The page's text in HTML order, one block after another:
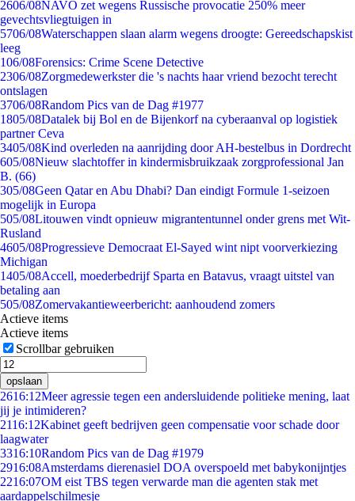
2606/08NAVO zet wegens Russische provocatie 250% meer
gevechtsvliegtuigen in
5706/08Waterschappen slaan alarm wegens droogte: Gereedschapskist
leeg
106/08Forensics: Crime Scene Detective
2306/08Zorgmedewerkster die 's nachts haar vriend bezocht terecht
ontslagen
3706/08Random Pics van de Dag #1977
1805/08Datalek bij Bol en de Bijenkorf na cyberaanval op logistiek
partner Ceva
3405/08Kind overleden na aanrijding door AH-bestelbus in Dordrecht
605/08Nieuw slachtoffer in kindermisbruikzaak zorgprofessional Jan
B. (66)
305/08Geen Qatar en Abu Dhabi? Dan eindigt Formule 1-seizoen
mogelijk in Europa
505/08Litouwen vindt opnieuw migrantentunnel onder grens met Wit-
Rusland
4605/08Progressieve Democraat El-Sayed wint nipt voorverkiezing
Michigan
1405/08Accell, moederbedrijf Sparta en Batavus, vraagt uitstel van
betaling aan
505/08Zomervakantieweerbericht: aanhoudend zomers
Actieve items
Actieve items
Scrollbar gebruiken
opslaan
2616:12Meer agressie tegen een andersluidende politieke mening, laat
jij je intimideren?
2116:12Kabinet geeft bedrijven geen compensatie voor schade door
laagwater
3316:10Random Pics van de Dag #1979
2916:08Amsterdams dierenasiel DOA overspoeld met babykonijntjes
2216:07OM eist TBS tegen verwarde man die agenten stak met
aardappelschilmesje